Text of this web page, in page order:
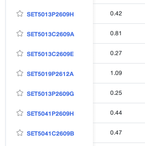
SET5013P2609H 0.42
SET5013C2609A 0.81
SET5013C2609E 0.27
SET5019P2612A 1.09
SET5013P2609G 0.25
SET5041P2609H 0.44
SET5041C2609B 0.47